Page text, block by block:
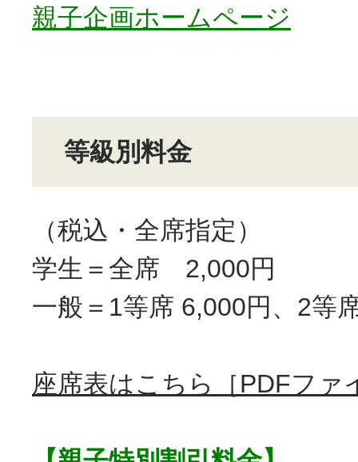
親子企画ホームページ
等級別料金
（税込・全席指定）
学生＝全席 2,000円
一般＝1等席 6,000円、2等
座席表はこちら［PDFファ